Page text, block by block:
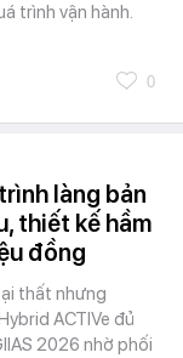
trình vận hành.
0
làng bản
thiết kế hầm
đồng
thất nhưng
ACTIVe đủ
2026 nhờ phối